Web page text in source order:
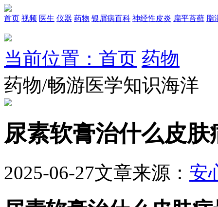
首页 视频 医生 仪器 药物 银屑病百科 神经性皮炎 扁平苔藓 脂
当前位置：首页 药物
药物/畅游医学知识海洋
尿素软膏治什么皮肤
2025-06-27文章来源： 安